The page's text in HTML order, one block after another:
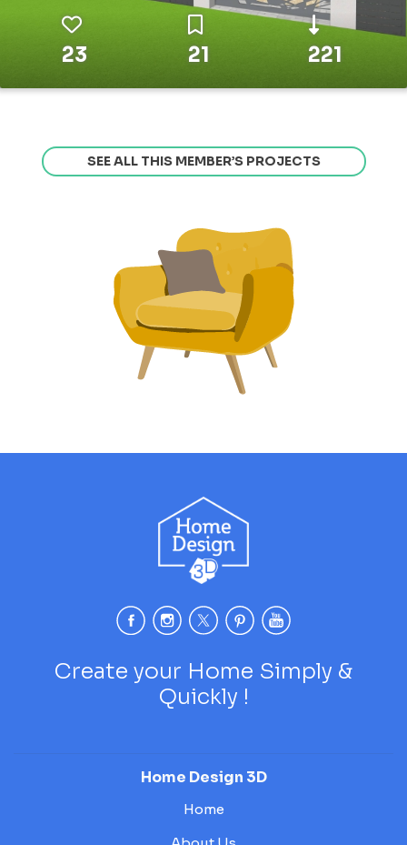
23 21 221
SEE ALL THIS MEMBER’S PROJECTS
Create your Home Simply &
Quickly !
Home Design 3D
Home